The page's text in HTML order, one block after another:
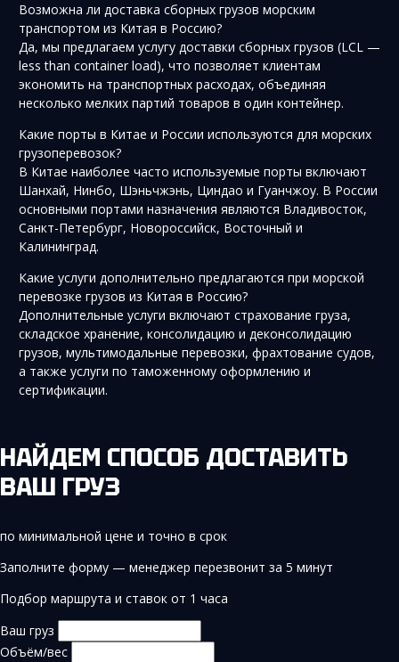
Возможна ли доставка сборных грузов морским
транспортом из Китая в Россию?
Да, мы предлагаем услугу доставки сборных грузов (LCL —
less than container load), что позволяет клиентам
экономить на транспортных расходах, объединяя
несколько мелких партий товаров в один контейнер.
Какие порты в Китае и России используются для морских
грузоперевозок?
В Китае наиболее часто используемые порты включают
Шанхай, Нинбо, Шэньчжэнь, Циндао и Гуанчжоу. В России
основными портами назначения являются Владивосток,
Санкт-Петербург, Новороссийск, Восточный и
Калининград.
Какие услуги дополнительно предлагаются при морской
перевозке грузов из Китая в Россию?
Дополнительные услуги включают страхование груза,
складское хранение, консолидацию и деконсолидацию
грузов, мультимодальные перевозки, фрахтование судов,
а также услуги по таможенному оформлению и
сертификации.
НАЙДЕМ СПОСОБ ДОСТАВИТЬ
ВАШ ГРУЗ
по минимальной цене и точно в срок
Заполните форму — менеджер перезвонит за 5 минут
Подбор маршрута и ставок от 1 часа
Ваш груз
Объём/вес